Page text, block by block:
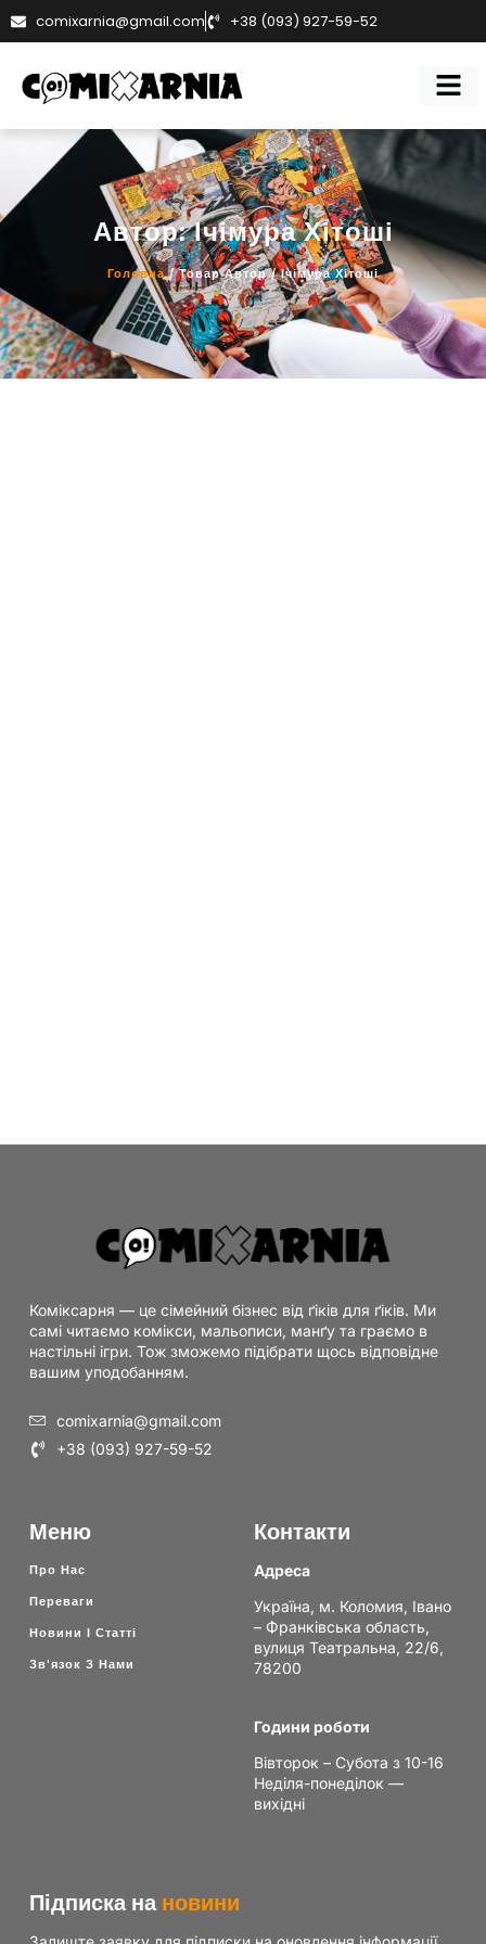
comixarnia@gmail.com +38 (093) 927-59-52
Автор: Ічімура Хітоші
Головна/ Товар Автор / Ічімура Хітоші
Коміксарня — це сімейний бізнес від ґіків для ґіків. Ми
самі читаємо комікси, мальописи, манґу та граємо в
настільні ігри. Тож зможемо підібрати щось відповідне
вашим уподобанням.
comixarnia@gmail.com
+38 (093) 927-59-52
Меню
Про Нас
Переваги
Новини І Статті
Зв'язок З Нами
Контакти
Адреса
Україна, м. Коломия, Івано
– Франківська область,
вулиця Театральна, 22/6,
78200
Години роботи
Вівторок – Субота з 10-16
Неділя-понеділок —
вихідні
Підписка на новини